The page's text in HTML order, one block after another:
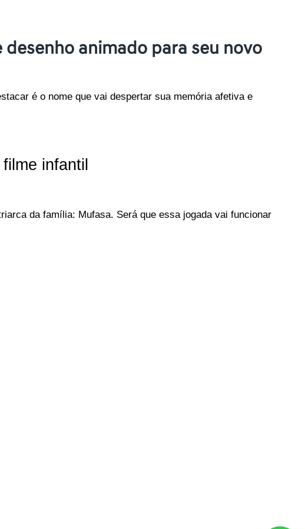
animado para seu novo
é o nome que vai despertar sua memória afetiva e
infantil
da família: Mufasa. Será que essa jogada vai funcionar